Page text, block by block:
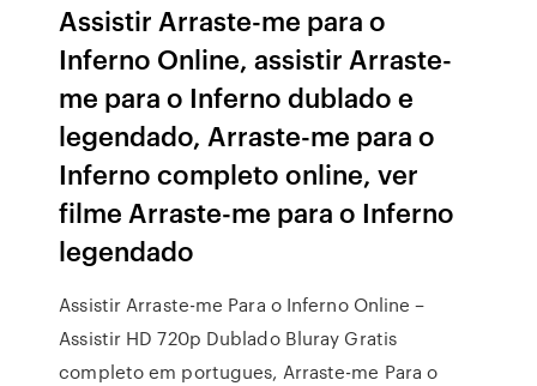
Assistir Arraste-me para o
Inferno Online, assistir Arraste-
me para o Inferno dublado e
legendado, Arraste-me para o
Inferno completo online, ver
filme Arraste-me para o Inferno
legendado
Assistir Arraste-me Para o Inferno Online –
Assistir HD 720p Dublado Bluray Gratis
completo em portugues, Arraste-me Para o